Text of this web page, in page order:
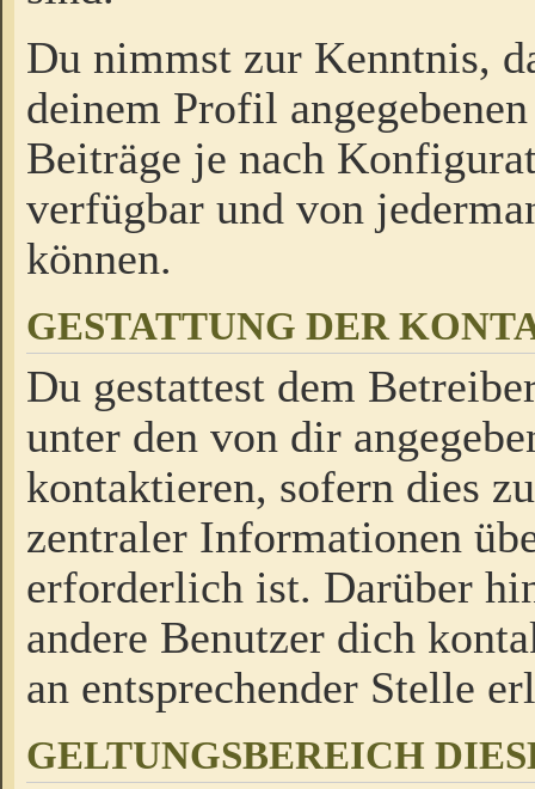
Du nimmst zur Kenntnis,
deinem Profil
Beiträge je nach
verfügbar und von
können.
GESTATTUNG DER
Du gestattest dem
unter den von dir
kontaktieren, sofern dies
zentraler Informationen
erforderlich ist. Darüber
andere Benutzer dich
an entsprechender Stelle
GELTUNGSBEREICH